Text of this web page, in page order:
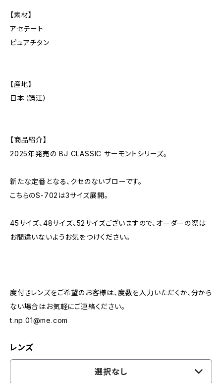
【素材】
アセテート
ピュアチタン
【産地】
日本（鯖江）
【商品紹介】
2025年発売の BJ CLASSIC サーモントシリーズ。
新たな定番となる、クセのないブローです。
こちらのS-702は3サイズ展開。
45サイズ、48サイズ、52サイズございますので、オーダーの際は
お間違いないようお気をつけください。
度付きレンズをご希望のお客様は、度数を入力いただくか、分から
ない場合はお気軽にご連絡ください。
t.np.01@me.com
レンズ
選択なし